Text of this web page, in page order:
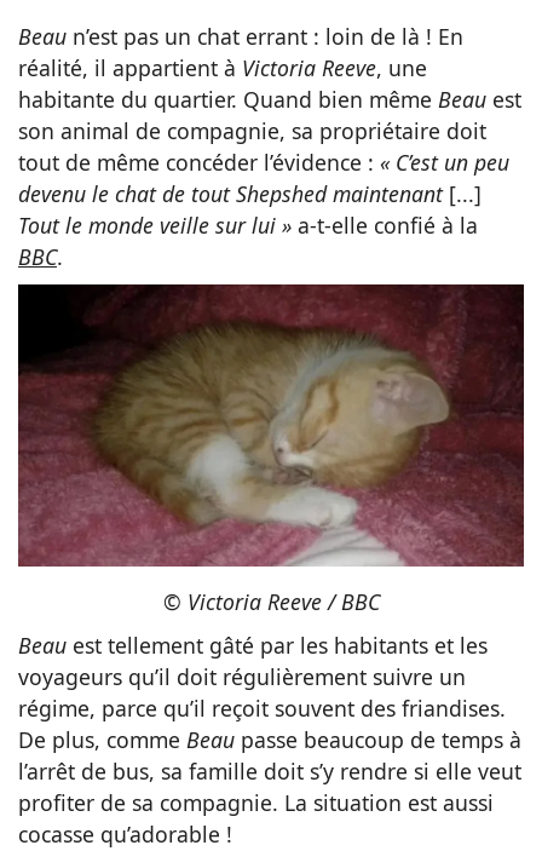
Beau n’est pas un chat errant : loin de là ! En
réalité, il appartient à Victoria Reeve, une
habitante du quartier. Quand bien même Beau est
son animal de compagnie, sa propriétaire doit
tout de même concéder l’évidence : « C’est un peu
devenu le chat de tout Shepshed maintenant[...]
Tout le monde veille sur lui » a-t-elle confié à la
BBC.
© Victoria Reeve / BBC
Beau est tellement gâté par les habitants et les
voyageurs qu’il doit régulièrement suivre un
régime, parce qu’il reçoit souvent des friandises.
De plus, comme Beau passe beaucoup de temps à
l’arrêt de bus, sa famille doit s’y rendre si elle veut
profiter de sa compagnie. La situation est aussi
cocasse qu’adorable !